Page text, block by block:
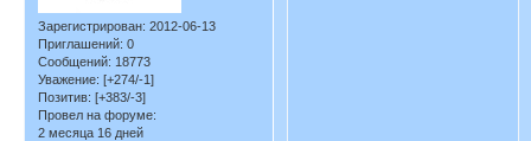
Зарегистрирован: 2012-06-13
Приглашений: 0
Сообщений: 18773
Уважение: [+274/-1]
Позитив: [+383/-3]
Провел на форуме:
2 месяца 16 дней